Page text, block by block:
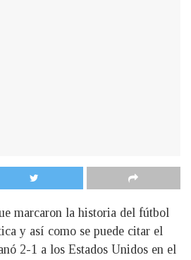
marcaron la historia del fútbol
y así como se puede citar el
2-1 a los Estados Unidos en el